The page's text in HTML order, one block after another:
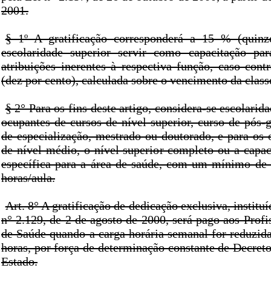
2001.
§ 1º A gratificação corresponderá a 15 %
escolaridade superior servir como capacitação
atribuições inerentes à respectiva função, caso
(dez por cento), calculada sobre o vencimento da
§ 2° Para os fins deste artigo, considera-se
ocupantes de cursos de nível superior, curso de pós-
de especialização, mestrado ou doutorado, e para os
de nível médio, o nível superior completo ou a
específica para a área de saúde, com um mínimo de
horas/aula.
Art. 8° A gratificação de dedicação exclusiva,
n° 2.129, de 2 de agosto de 2000, será pago aos
de Saúde quando a carga horária semanal for
horas, por força de determinação constante de
Estado.